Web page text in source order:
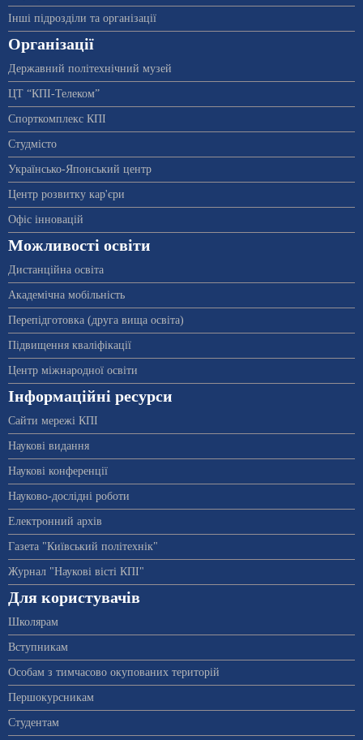
Інші підрозділи та організації
Організації
Державний політехнічний музей
ЦТ “КПІ-Телеком”
Спорткомплекс КПІ
Студмісто
Українсько-Японський центр
Центр розвитку кар'єри
Офіс інновацій
Можливості освіти
Дистанційна освіта
Академічна мобільність
Перепідготовка (друга вища освіта)
Підвищення кваліфікації
Центр міжнародної освіти
Інформаційні ресурси
Сайти мережі КПІ
Наукові видання
Наукові конференції
Науково-дослідні роботи
Електронний архів
Газета "Київський політехнік"
Журнал "Наукові вісті КПІ"
Для користувачів
Школярам
Вступникам
Особам з тимчасово окупованих територій
Першокурсникам
Студентам